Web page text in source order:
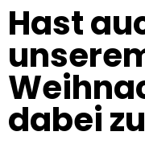
Hast
dabei